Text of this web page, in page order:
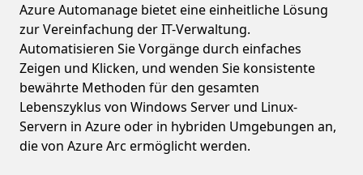
Azure Automanage bietet eine einheitliche Lösung
zur Vereinfachung der IT-Verwaltung.
Automatisieren Sie Vorgänge durch einfaches
Zeigen und Klicken, und wenden Sie konsistente
bewährte Methoden für den gesamten
Lebenszyklus von Windows Server und Linux-
Servern in Azure oder in hybriden Umgebungen an,
die von Azure Arc ermöglicht werden.